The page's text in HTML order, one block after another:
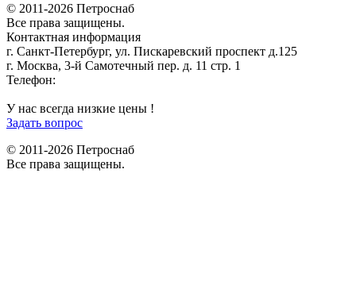
© 2011-2026 Петроснаб
Все права защищены.
Контактная информация
г. Санкт-Петербург, ул. Пискаревский проспект д.125
г. Москва, 3-й Самотечный пер. д. 11 стр. 1
Телефон:
У нас всегда низкие цены !
Задать вопрос
© 2011-2026 Петроснаб
Все права защищены.